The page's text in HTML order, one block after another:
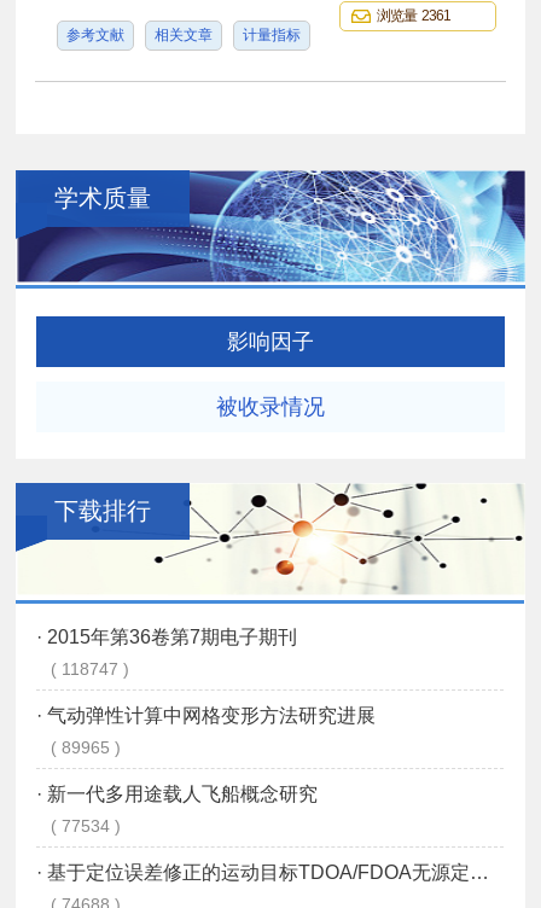
参考文献 相关文章 计量指标
浏览量 2361
学术质量
影响因子
被收录情况
下载排行